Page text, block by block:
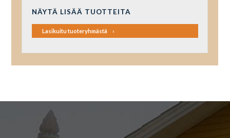
NÄYTÄ LISÄÄ TUOTTEITA
Lasikuitu tuoteryhmästä